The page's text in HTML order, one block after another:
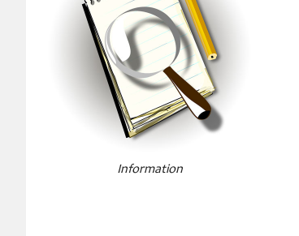
Information